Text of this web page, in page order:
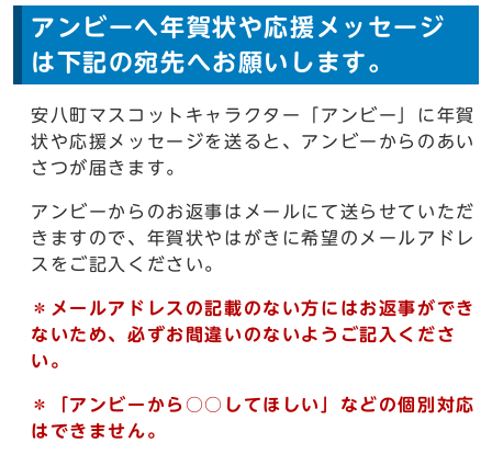
アンビーへ年賀状や応援メッセージ
は下記の宛先へお願いします。
安八町マスコットキャラクター「アンビー」に年賀
状や応援メッセージを送ると、アンビーからのあい
さつが届きます。
アンビーからのお返事はメールにて送らせていただ
きますので、年賀状やはがきに希望のメールアドレ
スをご記入ください。
＊メールアドレスの記載のない方にはお返事ができ
ないため、必ずお間違いのないようご記入くださ
い。
＊「アンビーから○○してほしい」などの個別対応
はできません。